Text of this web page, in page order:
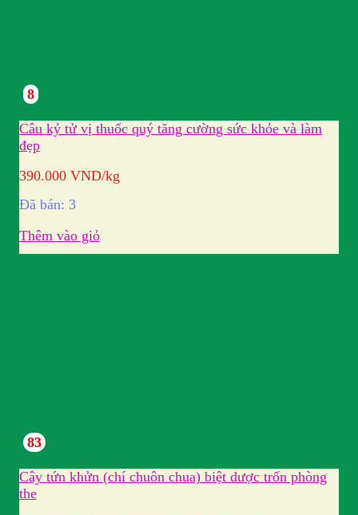
8
Câu kỷ tử vị thuốc quý tăng cường sức khỏe và làm
đẹp
390.000 VND/kg
Đã bán: 3
Thêm vào giỏ
83
Cây tứn khửn (chí chuôn chua) biệt dược trốn phòng
the